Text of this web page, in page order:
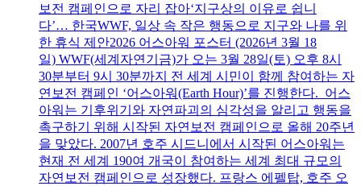
보전 캠페인으로 자리 잡아‘지구상의 이유로 쉽니
다’… 한국WWF, 일상 속 작은 행동으로 지구와 나를 위
한 휴식 제안2026 어스아워 포스터 (2026년 3월 18
일) WWF(세계자연기금)가 오는 3월 28일(토) 오후 8시
30분부터 9시 30분까지 전 세계 시민이 함께 참여하는 자
연보전 캠페인 ‘어스아워(Earth Hour)’를 진행한다. 어스
아워는 기후위기와 자연파괴의 심각성을 알리고 행동을
촉구하기 위해 시작된 자연보전 캠페인으로 올해 20주년
을 맞았다. 2007년 호주 시드니에서 시작된 어스아워는
현재 전 세계 190여 개국이 참여하는 세계 최대 규모의
자연보전 캠페인으로 성장했다. 프랑스 에펠탑, 호주 오